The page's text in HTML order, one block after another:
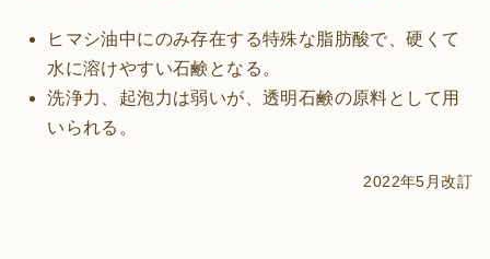
ヒマシ油中にのみ存在する特殊な脂肪酸で、硬くて
水に溶けやすい石鹸となる。
洗浄力、起泡力は弱いが、透明石鹸の原料として用
いられる。
2022年5月改訂